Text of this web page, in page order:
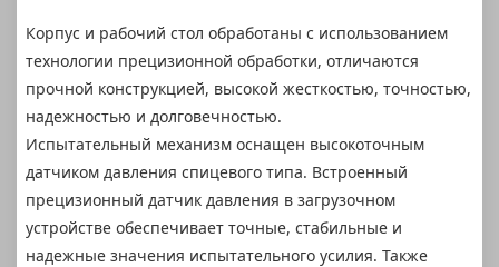
Корпус и рабочий стол обработаны с использованием
технологии прецизионной обработки, отличаются
прочной конструкцией, высокой жесткостью, точностью,
надежностью и долговечностью.
Испытательный механизм оснащен высокоточным
датчиком давления спицевого типа. Встроенный
прецизионный датчик давления в загрузочном
устройстве обеспечивает точные, стабильные и
надежные значения испытательного усилия. Также